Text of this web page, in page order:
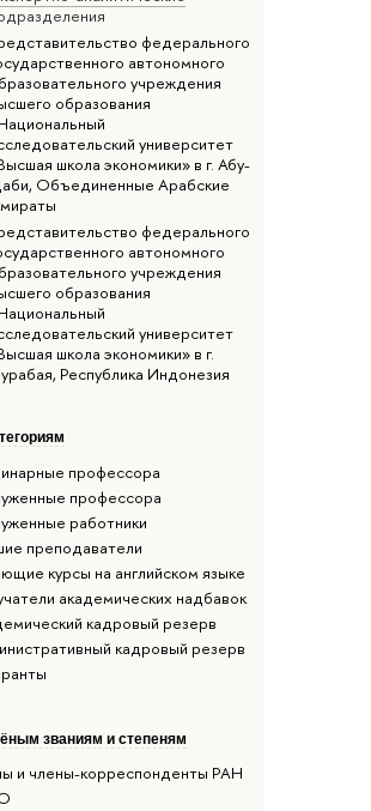
федерального
автономного
учреждения
образования
университет
школа экономики» в г. Абу-
Объединенные Арабские
федерального
автономного
учреждения
образования
университет
школа экономики» в г.
Республика Индонезия
профессора
профессора
работники
преподаватели
курсы на английском языке
академических надбавок
кадровый резерв
кадровый резерв
званиям и степеням
и члены-корреспонденты РАН